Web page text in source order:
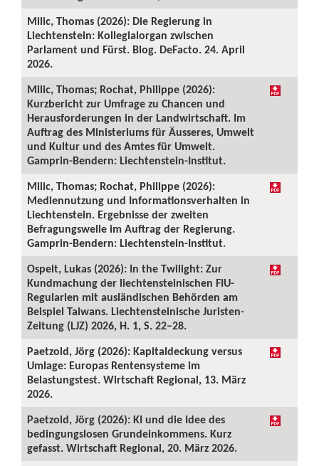
Milic, Thomas (2026): Die Regierung in
Liechtenstein: Kollegialorgan zwischen
Parlament und Fürst. Blog. DeFacto. 24. April
2026.
Milic, Thomas; Rochat, Philippe (2026):
Kurzbericht zur Umfrage zu Chancen und
Herausforderungen in der Landwirtschaft. Im
Auftrag des Ministeriums für Äusseres, Umwelt
und Kultur und des Amtes für Umwelt.
Gamprin-Bendern: Liechtenstein-Institut.
Milic, Thomas; Rochat, Philippe (2026):
Mediennutzung und Informationsverhalten in
Liechtenstein. Ergebnisse der zweiten
Befragungswelle im Auftrag der Regierung.
Gamprin-Bendern: Liechtenstein-Institut.
Ospelt, Lukas (2026): In the Twilight: Zur
Kundmachung der liechtensteinischen FIU-
Regularien mit ausländischen Behörden am
Beispiel Taiwans. Liechtensteinische Juristen-
Zeitung (LJZ) 2026, H. 1, S. 22–28.
Paetzold, Jörg (2026): Kapitaldeckung versus
Umlage: Europas Rentensysteme im
Belastungstest. Wirtschaft Regional, 13. März
2026.
Paetzold, Jörg (2026): KI und die Idee des
bedingungslosen Grundeinkommens. Kurz
gefasst. Wirtschaft Regional, 20. März 2026.